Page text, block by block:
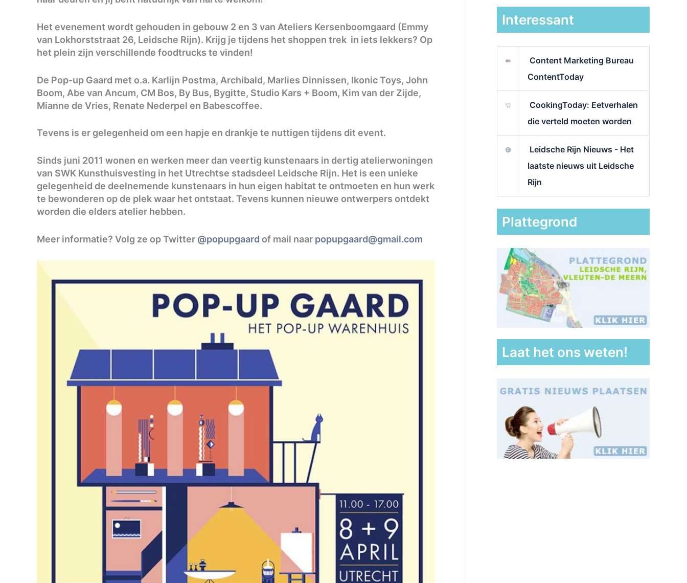
Het evenement wordt gehouden in gebouw 2 en 3 van Ateliers Kersenboomgaard (Emmy
van Lokhorststraat 26, Leidsche Rijn). Krijg je tijdens het shoppen trek in iets lekkers? Op
het plein zijn verschillende foodtrucks te vinden!
De Pop-up Gaard met o.a. Karlijn Postma, Archibald, Marlies Dinnissen, Ikonic Toys, John
Boom, Abe van Ancum, CM Bos, By Bus, Bygitte, Studio Kars + Boom, Kim van der Zijde,
Mianne de Vries, Renate Nederpel en Babescoffee.
Tevens is er gelegenheid om een hapje en drankje te nuttigen tijdens dit event.
Sinds juni 2011 wonen en werken meer dan veertig kunstenaars in dertig atelierwoningen
van SWK Kunsthuisvesting in het Utrechtse stadsdeel Leidsche Rijn. Het is een unieke
gelegenheid de deelnemende kunstenaars in hun eigen habitat te ontmoeten en hun werk
te bewonderen op de plek waar het ontstaat. Tevens kunnen nieuwe ontwerpers ontdekt
worden die elders atelier hebben.
Meer informatie? Volg ze op Twitter @popupgaard of mail naar popupgaard@gmail.com
Interessant
Content Marketing Bureau
ContentToday
CookingToday: Eetverhalen
die verteld moeten worden
Leidsche Rijn Nieuws - Het
laatste nieuws uit Leidsche
Rijn
Plattegrond
Laat het ons weten!